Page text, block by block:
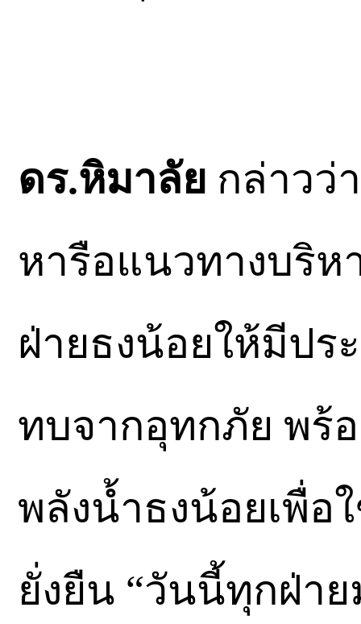
ดร.หิมาลัย กล่าวว่
หารือแนวทางบริห
ฝ่ายธงน้อยให้มีปร
ทบจากอุทกภัย พร้
พลังน้ำธงน้อยเพื่อ
ยั่งยืน “วันนี้ทุกฝ่า